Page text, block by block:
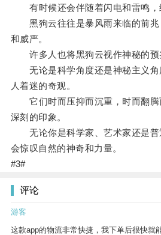
有时候还会伴随着闪电和雷鸣，
黑狗云往往是暴风雨来临的前兆
和威严。
许多人也将黑狗云视作神秘的预
无论是科学角度还是神秘主义角
人着迷的奇观。
它们时而压抑而沉重，时而翻腾
深刻的印象。
无论你是科学家、艺术家还是普
会惊叹自然的神奇和力量。
#3#
评论
游客
这款app的物流非常快捷，我下单后很快就